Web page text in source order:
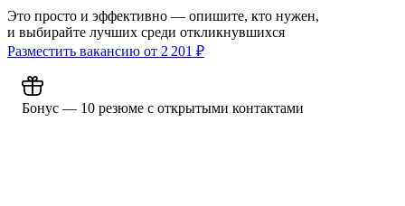
Это просто и эффективно — опишите, кто нужен,
и выбирайте лучших среди откликнувшихся
Разместить вакансию от 2 201 ₽
Бонус — 10 резюме с открытыми контактами